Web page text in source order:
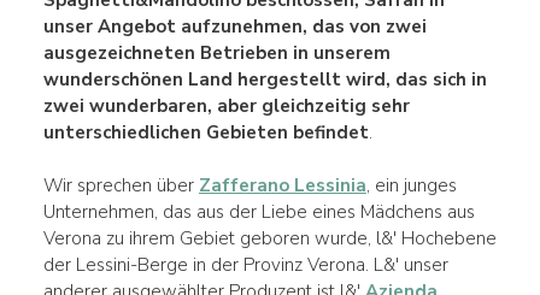
unser Angebot aufzunehmen, das von zwei
ausgezeichneten Betrieben in unserem
wunderschönen Land hergestellt wird, das sich in
zwei wunderbaren, aber gleichzeitig sehr
unterschiedlichen Gebieten befindet.
Wir sprechen über Zafferano Lessinia, ein junges
Unternehmen, das aus der Liebe eines Mädchens aus
Verona zu ihrem Gebiet geboren wurde, l&' Hochebene
der Lessini-Berge in der Provinz Verona. L&' unser